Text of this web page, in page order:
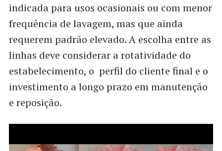
indicada para usos ocasionais ou com menor
frequência de lavagem, mas que ainda
requerem padrão elevado. A escolha entre as
linhas deve considerar a rotatividade do
estabelecimento, o perfil do cliente final e o
investimento a longo prazo em manutenção
e reposição.